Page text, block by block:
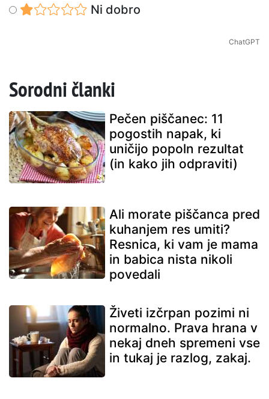
Ni dobro
ChatGPT
Sorodni članki
Pečen piščanec: 11
pogostih napak, ki
uničijo popoln rezultat
(in kako jih odpraviti)
Ali morate piščanca pred
kuhanjem res umiti?
Resnica, ki vam je mama
in babica nista nikoli
povedali
Živeti izčrpan pozimi ni
normalno. Prava hrana v
nekaj dneh spremeni vse
in tukaj je razlog, zakaj.